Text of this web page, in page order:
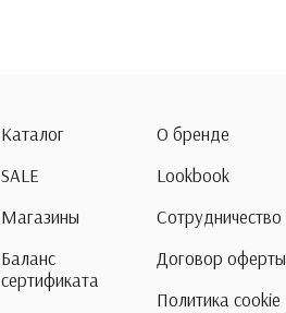
Каталог
SALE
Магазины
Баланс
сертификата
О бренде
Lookbook
Сотрудничество
Договор оферты
Политика cookie